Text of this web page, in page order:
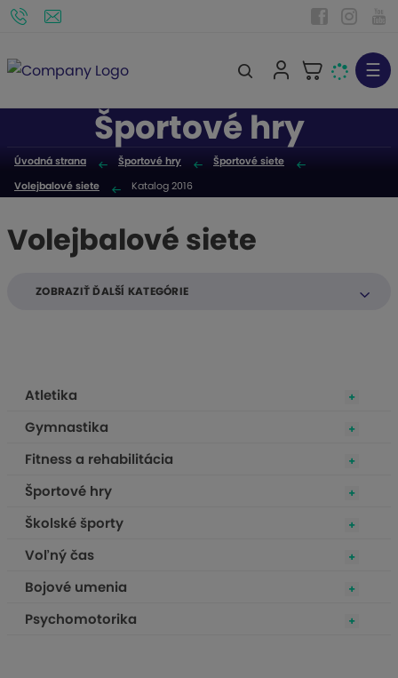
h
ľ
a
v
☰
Športové hry
Úvodná strana Športové hry
Športové siete
Volejbalové siete
Katalog 2016
Volejbalové siete
ZOBRAZIŤ ĎALŠÍ KATEGÓRIE
Atletika
Gymnastika
Fitness a rehabilitácia
Športové hry
Školské športy
Voľný čas
Bojové umenia
Psychomotorika